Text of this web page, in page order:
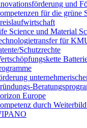
und
für die grüne
Science und Material
für
Schutzrechte
Europe
durch